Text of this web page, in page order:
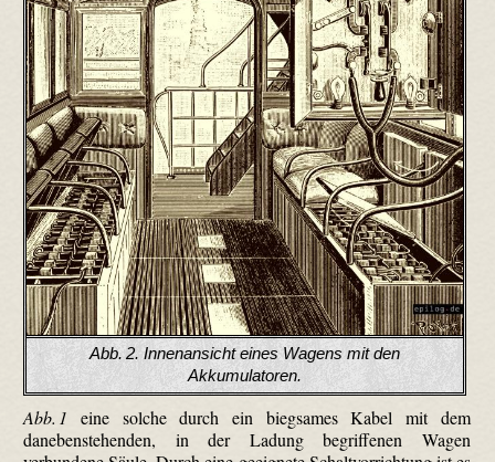
Abb. 2. Innenansicht eines Wagens mit den
Akkumulatoren.
Abb. 1 eine solche durch ein biegsames Kabel mit dem
danebenstehenden, in der Ladung begriffenen Wagen